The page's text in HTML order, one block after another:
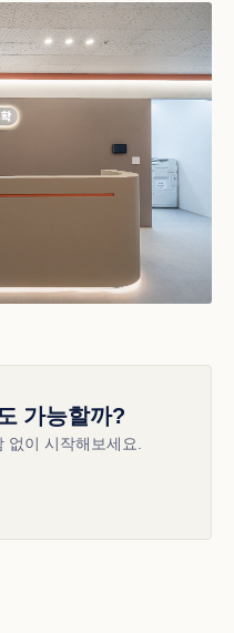
가능할까?
이 시작해보세요.